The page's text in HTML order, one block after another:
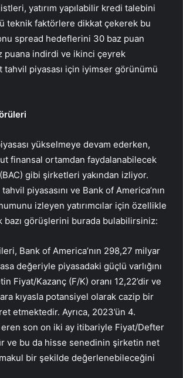
yatırım yapılabilir kredi talebini
teknik faktörlere dikkat çekerek bu
spread hedeflerini 30 baz puan
puana indirdi ve ikinci çeyrek
tahvil piyasası için iyimser görünümü
yükselmeye devam ederken,
finansal ortamdan faydalanabilecek
gibi şirketleri yakından izliyor.
piyasasını ve Bank of America’nın
izleyen yatırımcılar için özellikle
bazı görüşlerini burada bulabilirsiniz:
Bank of America’nın 298,27 milyar
değeriyle piyasadaki güçlü varlığını
Fiyat/Kazanç (F/K) oranı 12,22’dir ve
kıyasla potansiyel olarak cazip bir
etmektedir. Ayrıca, 2023’ün 4.
son on iki ay itibariyle Fiyat/Defter
ve bu da hisse senedinin şirketin net
bir şekilde değerlenebileceğini